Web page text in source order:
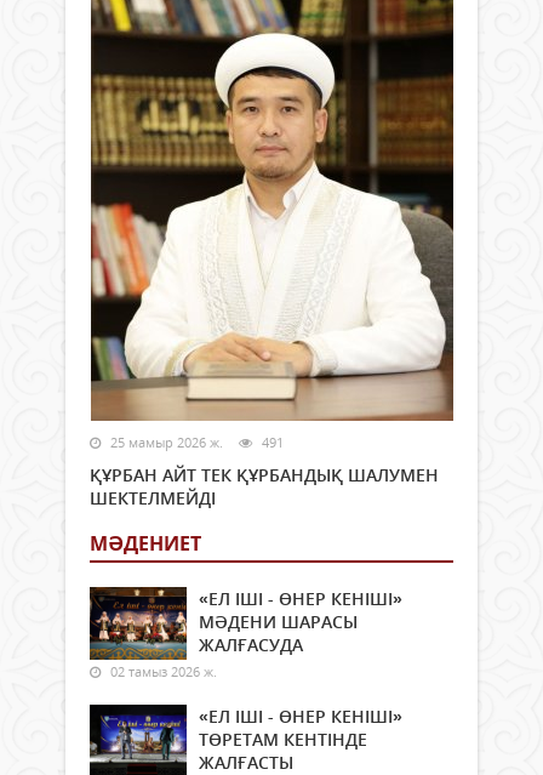
25 мамыр 2026 ж. 491
ҚҰРБАН АЙТ ТЕК ҚҰРБАНДЫҚ ШАЛУМЕН
ШЕКТЕЛМЕЙДІ
МӘДЕНИЕТ
«ЕЛ ІШІ - ӨНЕР КЕНІШІ»
МӘДЕНИ ШАРАСЫ
ЖАЛҒАСУДА
02 тамыз 2026 ж.
«ЕЛ ІШІ - ӨНЕР КЕНІШІ»
ТӨРЕТАМ КЕНТІНДЕ
ЖАЛҒАСТЫ